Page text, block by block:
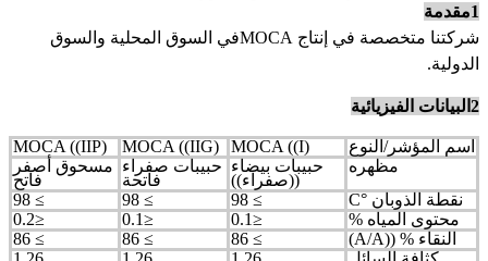
1مقدمة
شركتنا متخصصة في إنتاج MOCA
في السوق المحلية والسوق
الدولية.
2البيانات الفيزيائية
اسم المؤشر/النوع MOCA ((I)
MOCA ((IIG)
MOCA ((IIP)
مظهره
حبيبات بيضاء
((صفراء))
حبيبات صفراء
فاتحة
مسحوق أصفر
فاتح
نقطة الذوبان °C
≥ 98
≥ 98
≥ 98
محتوى المياه %
≤0.1
≤0.1
≤0.2
النقاء % ((A/A)
≥ 86
≥ 86
≥ 86